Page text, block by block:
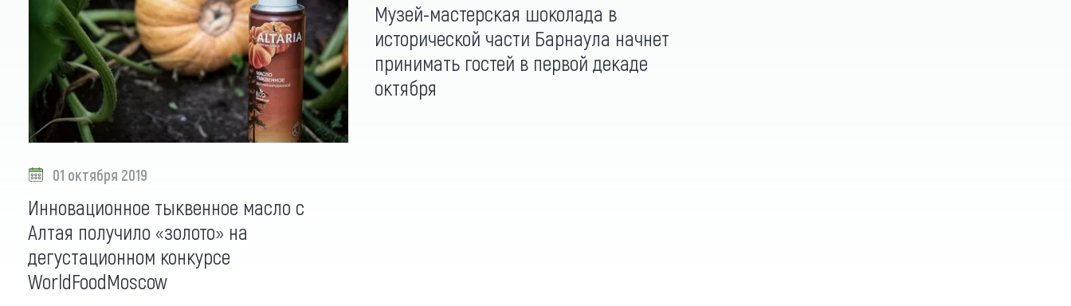
01 октября 2019
Инновационное тыквенное масло с
Алтая получило «золото» на
дегустационном конкурсе
WorldFoodMoscow
Музей-мастерская шоколада в
исторической части Барнаула начнет
принимать гостей в первой декаде
октября